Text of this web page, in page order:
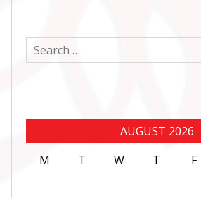
Search
for:
AUGUST 2026
M
T W T F